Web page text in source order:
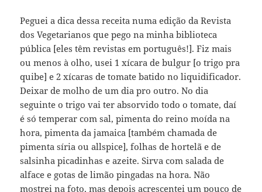
Peguei a dica dessa receita numa edição da Revista
dos Vegetarianos que pego na minha biblioteca
pública [eles têm revistas em português!]. Fiz mais
ou menos à olho, usei 1 xícara de bulgur [o trigo pra
quibe] e 2 xícaras de tomate batido no liquidificador.
Deixar de molho de um dia pro outro. No dia
seguinte o trigo vai ter absorvido todo o tomate, daí
é só temperar com sal, pimenta do reino moída na
hora, pimenta da jamaica [também chamada de
pimenta síria ou allspice], folhas de hortelã e de
salsinha picadinhas e azeite. Sirva com salada de
alface e gotas de limão pingadas na hora. Não
mostrei na foto, mas depois acrescentei um pouco de